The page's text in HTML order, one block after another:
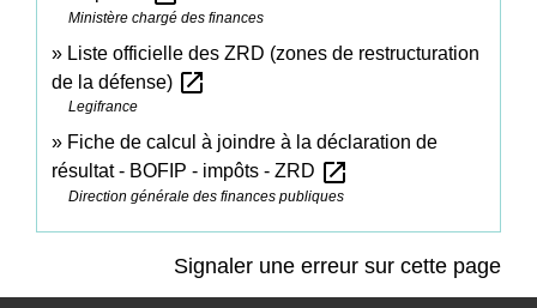
Ministère chargé des finances
Liste officielle des ZRD (zones de restructuration
de la défense) open_in_new
Legifrance
Fiche de calcul à joindre à la déclaration de
résultat - BOFIP - impôts - ZRD open_in_new
Direction générale des finances publiques
Signaler une erreur sur cette page